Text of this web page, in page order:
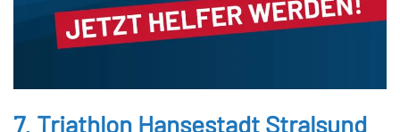
7. Triathlon Hansestadt Stralsund